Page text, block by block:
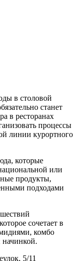
в столовой
станет
в ресторанах
процессы
линии курортного
которые
или
продукты,
подходами
сочетает в
комбо
начинкой.
5/11